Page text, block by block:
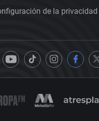
de la privacidad